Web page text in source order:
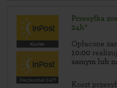
Przesyłka
24h*
Opłacone
10:00
samym lub
Koszt